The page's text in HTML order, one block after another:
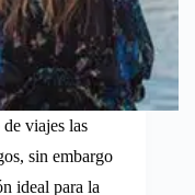
viajes las
sin embargo
ideal para la